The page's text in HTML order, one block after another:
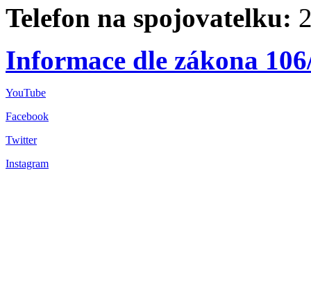
Telefon na spojovatelku:
Informace dle zákona
YouTube
Facebook
Twitter
Instagram